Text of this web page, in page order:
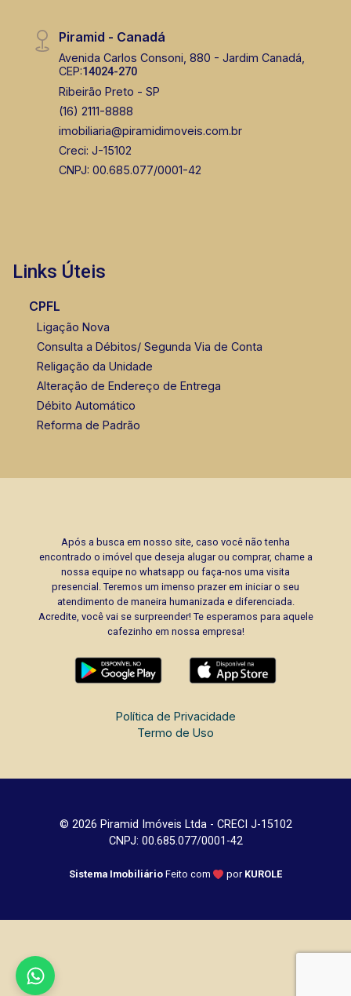
Piramid - Canadá
Avenida Carlos Consoni, 880 - Jardim Canadá,
CEP:14024-270
Ribeirão Preto - SP
(16) 2111-8888
imobiliaria@piramidimoveis.com.br
Creci: J-15102
CNPJ: 00.685.077/0001-42
Links Úteis
CPFL
Ligação Nova
Consulta a Débitos/ Segunda Via de Conta
Religação da Unidade
Alteração de Endereço de Entrega
Débito Automático
Reforma de Padrão
Após a busca em nosso site, caso você não tenha
encontrado o imóvel que deseja alugar ou comprar, chame a
nossa equipe no whatsapp ou faça-nos uma visita
presencial. Teremos um imenso prazer em iniciar o seu
atendimento de maneira humanizada e diferenciada.
Acredite, você vai se surpreender! Te esperamos para aquele
cafezinho em nossa empresa!
Política de Privacidade
Termo de Uso
© 2026 Piramid Imóveis Ltda - CRECI J-15102
CNPJ: 00.685.077/0001-42
Sistema Imobiliário Feito com por KUROLE